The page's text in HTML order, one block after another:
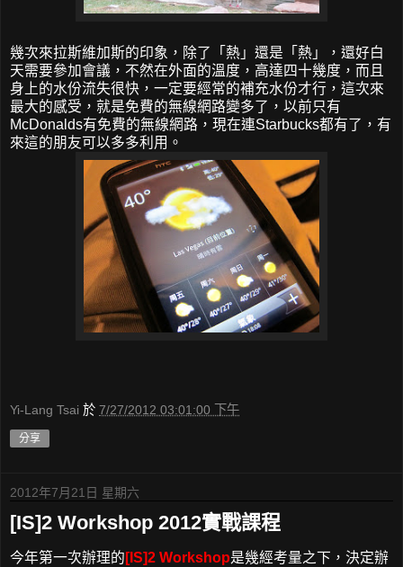
幾次來拉斯維加斯的印象，除了「熱」還是「熱」，還好白
天需要參加會議，不然在外面的溫度，高達四十幾度，而且
身上的水份流失很快，一定要經常的補充水份才行，這次來
最大的感受，就是免費的無線網路變多了，以前只有
McDonalds有免費的無線網路，現在連Starbucks都有了，有
來這的朋友可以多多利用。
Yi-Lang Tsai 於 7/27/2012 03:01:00 下午
分享
2012年7月21日 星期六
[IS]2 Workshop 2012實戰課程
今年第一次辦理的 [IS]2 Workshop是幾經考量之下，決定辦